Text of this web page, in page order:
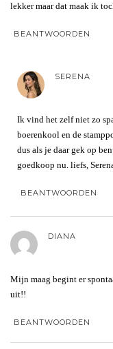
lekker maar dat maak ik
BEANTWOORDEN
SERENA
Ik vind het zelf niet zo
boerenkool en de
dus als je daar gek op
goedkoop nu. liefs,
BEANTWOORDEN
DIANA
Mijn maag begint er
uit!!
BEANTWOORDEN